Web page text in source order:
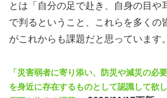
とは「自分の足で赴き、自身の目や
で判るということ、これらを多くの
がこれからも課題だと思っています。
「災害弱者に寄り添い、防災や減災の必
を身近に存在するものとして認識して欲